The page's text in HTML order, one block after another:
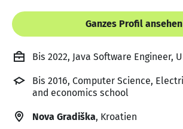
Ganzes Profil ansehen
Bis 2022, Java Software Engineer,
Bis 2016, Computer Science,
and economics school
Nova Gradiška, Kroatien